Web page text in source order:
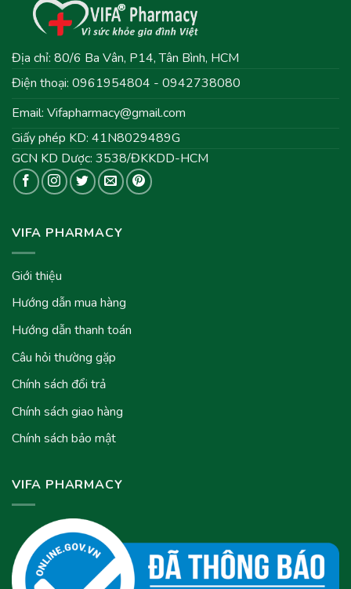
Địa chỉ: 80/6 Ba Vân, P14, Tân Bình, HCM
Điện thoại: 0961954804 - 0942738080
Email: Vifapharmacy@gmail.com
Giấy phép KD: 41N8029489G
GCN KD Dược: 3538/ĐKKDD-HCM
VIFA PHARMACY
Giới thiệu
Hướng dẫn mua hàng
Hướng dẫn thanh toán
Câu hỏi thường gặp
Chính sách đổi trả
Chính sách giao hàng
Chính sách bảo mật
VIFA PHARMACY